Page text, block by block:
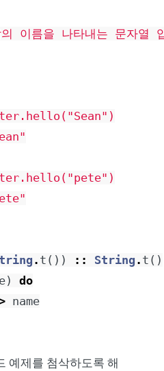
이름을 나타내는 문자열
. t ( ) ) :: String . t ( )
)
do
name
예제를 첨삭하도록 해